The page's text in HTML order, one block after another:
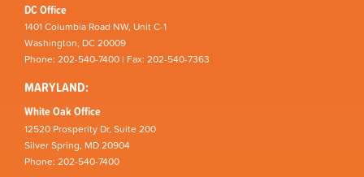
DC Office
1401 Columbia Road NW, Unit C-1
Washington, DC 20009
Phone: 202-540-7400 | Fax: 202-540-7363
MARYLAND:
White Oak Office
12520 Prosperity Dr, Suite 200
Silver Spring, MD 20904
Phone: 202-540-7400